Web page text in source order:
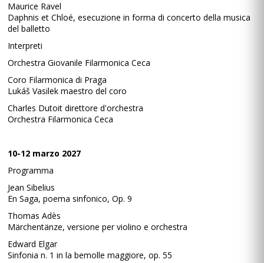
Maurice Ravel
Daphnis et Chloé, esecuzione in forma di concerto della musica
del balletto
Interpreti
Orchestra Giovanile Filarmonica Ceca
Coro Filarmonica di Praga
Lukáš Vasilek maestro del coro
Charles Dutoit direttore d'orchestra
Orchestra Filarmonica Ceca
10-12 marzo 2027
Programma
Jean Sibelius
En Saga, poema sinfonico, Op. 9
Thomas Adès
Märchentänze, versione per violino e orchestra
Edward Elgar
Sinfonia n. 1 in la bemolle maggiore, op. 55